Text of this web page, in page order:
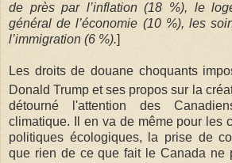
de près par l’inflation (18 %), le
général de l’économie (10 %), les
l’immigration (6 %).]
Les droits de douane choquants
Donald Trump et ses propos sur la
détourné l'attention des
climatique. Il en va de même pour les
politiques écologiques, la prise de
que rien de ce que fait le Canada ne